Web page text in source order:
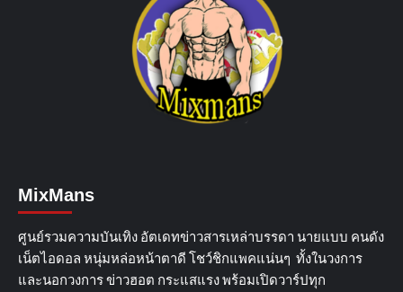
MixMans
ศูนย์รวมความบันเทิง อัตเดทข่าวสารเหล่าบรรดา นายแบบ คนดัง
เน็ตไอดอล หนุ่มหล่อหน้าตาดี โชว์ชิกแพคแน่นๆ ทั้งในวงการ
และนอกวงการ ข่าวฮอต กระแสแรง พร้อมเปิดวาร์ปทุก